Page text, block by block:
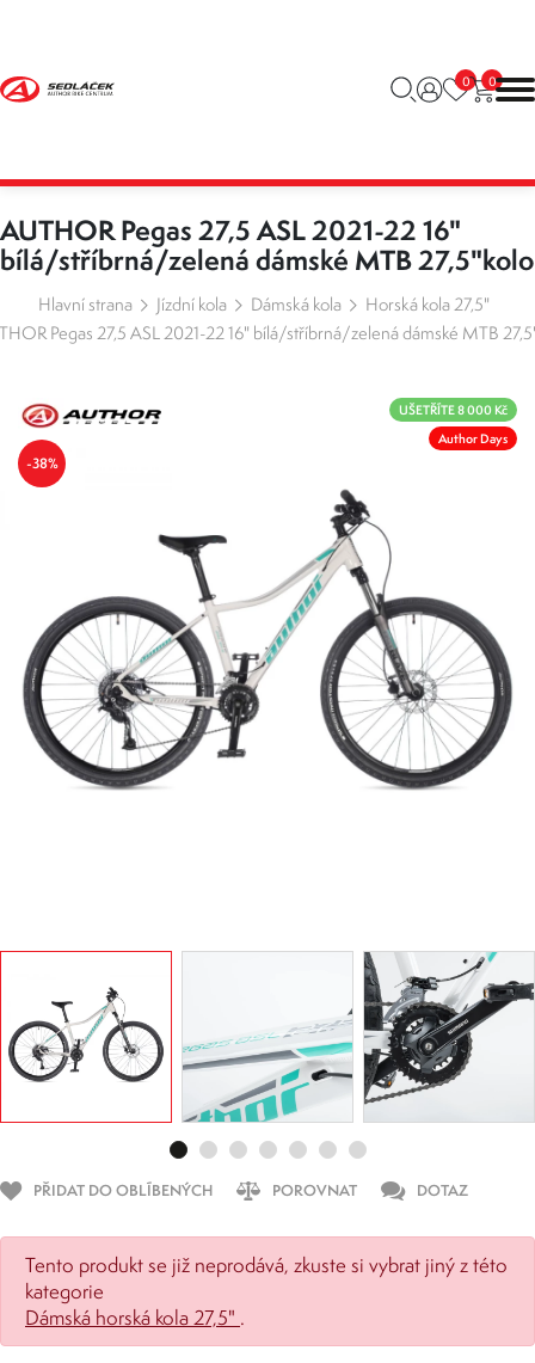
0 0
AUTHOR Pegas 27,5 ASL 2021-22 16"
bílá/stříbrná/zelená dámské MTB 27,5"kolo
Hlavní strana Jízdní kola Dámská kola
Horská kola 27,5"
Pegas 27,5 ASL 2021-22 16" bílá/stříbrná/zelená dámské MTB
-38%
UŠETŘÍTE 8 000 Kč
Author Days
PŘIDAT DO OBLÍBENÝCH POROVNAT DOTAZ
Tento produkt se již neprodává, zkuste si vybrat jiný z této
kategorie
Dámská horská kola 27,5" .